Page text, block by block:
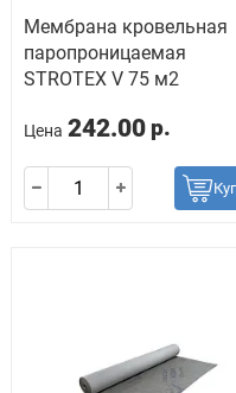
Мембрана кровельная
паропроницаемая
STROTEX V 75 м2
Цена 242.00 р.